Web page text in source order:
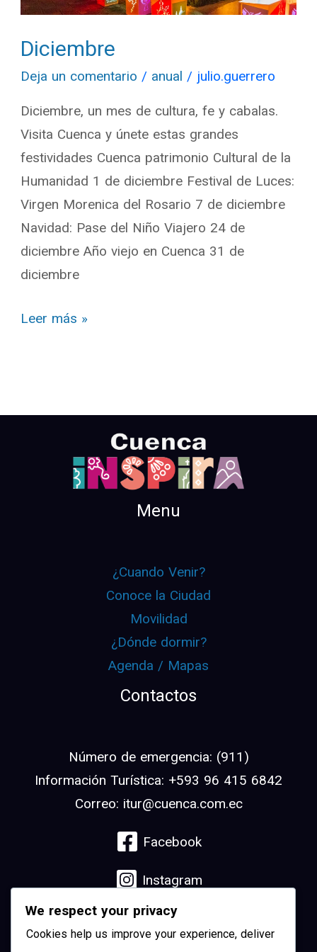
Diciembre
Deja un comentario / anual / julio.guerrero
Diciembre, un mes de cultura, fe y cabalas.
Visita Cuenca y únete estas grandes
festividades Cuenca patrimonio Cultural de la
Humanidad 1 de diciembre Festival de Luces:
Virgen Morenica del Rosario 7 de diciembre
Navidad: Pase del Niño Viajero 24 de
diciembre Año viejo en Cuenca 31 de
diciembre
Leer más »
Menu
¿Cuando Venir?
Conoce la Ciudad
Movilidad
¿Dónde dormir?
Agenda / Mapas
Contactos
Número de emergencia: (911)
Información Turística: +593 96 415 6842
Correo: itur@cuenca.com.ec
Facebook
Instagram
Linkedin
We respect your privacy
Cookies help us improve your experience, deliver